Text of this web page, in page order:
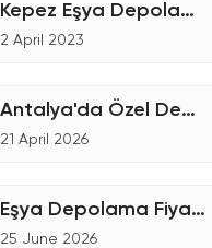
Kepez Eşya Depolama Fiyatları
2 April 2023
Antalya'da Özel Depolama Hizmetleri
21 April 2026
Eşya Depolama Fiyatları Nasıl Hesaplanır?
25 June 2026